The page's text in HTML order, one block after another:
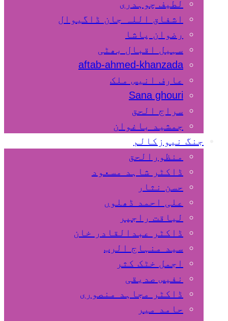
لطیف چوہدری
اشفاق اللہ جان ڈاگیوال
رضوان پاشا
سہیل اقبال بھٹی
aftab-ahmed-khanzada
عارف انیس ملک
Sana ghouri
سراج الحق
جمشید باغوان
جنگ نیوزکالم
منظورالحق
ڈاکٹر شاہد مسعود
حسن نثار
علی احمد ڈھلوں
لیاقت راجپر
ڈاکٹر عبدالقادر خان
سید منہاج الرب
اجمل خٹک کثر
نفیس صدیقی
ڈاکٹر مجاہد منصوری
حامد میر